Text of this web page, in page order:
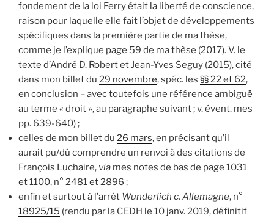
fondement de la loi Ferry était la liberté de conscience,
raison pour laquelle elle fait l’objet de développements
spécifiques dans la première partie de ma thèse,
comme je l’explique page 59 de ma thèse (2017). V. le
texte d’André D. Robert et Jean-Yves Seguy (2015), cité
dans mon billet du 29 novembre, spéc. les §§ 22 et 62,
en conclusion – avec toutefois une référence ambiguë
au terme « droit », au paragraphe suivant ; v. évent. mes
pp. 639-640) ;
celles de mon billet du 26 mars, en précisant qu’il
aurait pu/dû comprendre un renvoi à des citations de
François Luchaire, via mes notes de bas de page 1031
et 1100, n° 2481 et 2896 ;
enfin et surtout à l’arrêt Wunderlich c. Allemagne, n°
18925/15 (rendu par la CEDH le 10 janv. 2019, définitif